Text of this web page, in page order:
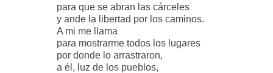
para que se abran las cárceles
y ande la libertad por los caminos.
A mi me llama
para mostrarme todos los lugares
por donde lo arrastraron,
a él, luz de los pueblos,